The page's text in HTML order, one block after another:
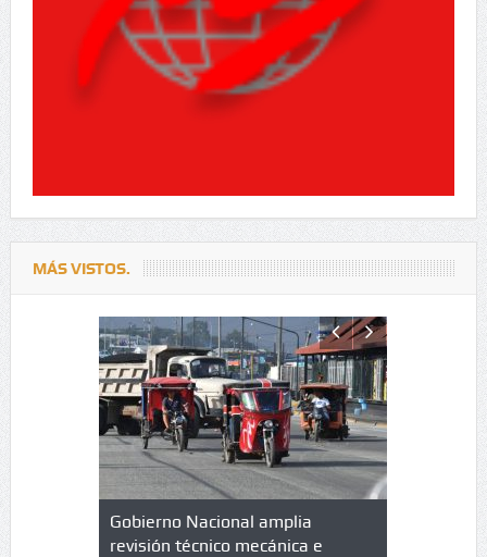
MÁS VISTOS.
de
Gobierno Nacional amplia
revisión técnico mecánica e